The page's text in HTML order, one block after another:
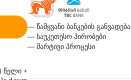
წელი +
— წამყვანი ბანკების განვადება
— საუკეთესო პირობები
— მარტივი პროცესი